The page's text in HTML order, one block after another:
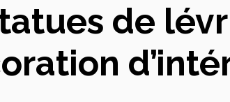
de